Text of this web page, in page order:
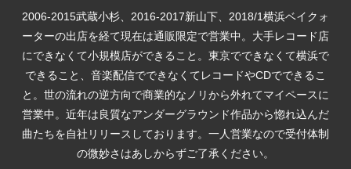
2006-2015武蔵小杉、2016-2017新山下、2018/1横浜ベイクォ
ーターの出店を経て現在は通販限定で営業中。大手レコード店
にできなくて小規模店ができること。東京でできなくて横浜で
できること、音楽配信でできなくてレコードやCDでできるこ
と。世の流れの逆方向で商業的なノリから外れてマイペースに
営業中。近年は良質なアンダーグラウンド作品から惚れ込んだ
曲たちを自社リリースしております。一人営業なので受付体制
の微妙さはあしからずご了承ください。